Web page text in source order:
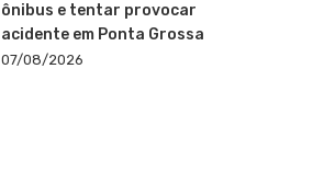
ônibus e tentar provocar
acidente em Ponta Grossa
07/08/2026